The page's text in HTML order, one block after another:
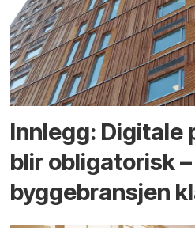
Innlegg: Digitale
blir obligatorisk
byggebransjen